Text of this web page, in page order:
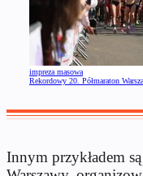
impreza masowa
Rekordowy 20. Półmaraton
Innym przykładem